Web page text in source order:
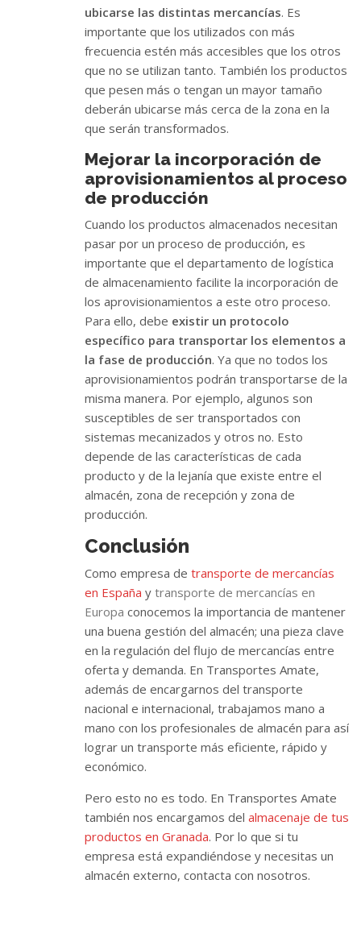
ubicarse las distintas mercancías. Es
importante que los utilizados con más
frecuencia estén más accesibles que los otros
que no se utilizan tanto. También los productos
que pesen más o tengan un mayor tamaño
deberán ubicarse más cerca de la zona en la
que serán transformados.
Mejorar la incorporación de
aprovisionamientos al proceso
de producción
Cuando los productos almacenados necesitan
pasar por un proceso de producción, es
importante que el departamento de logística
de almacenamiento facilite la incorporación de
los aprovisionamientos a este otro proceso.
Para ello, debe existir un protocolo
específico para transportar los elementos a
la fase de producción. Ya que no todos los
aprovisionamientos podrán transportarse de la
misma manera. Por ejemplo, algunos son
susceptibles de ser transportados con
sistemas mecanizados y otros no. Esto
depende de las características de cada
producto y de la lejanía que existe entre el
almacén, zona de recepción y zona de
producción.
Conclusión
Como empresa de transporte de mercancías
en España y transporte de mercancías en
Europa conocemos la importancia de mantener
una buena gestión del almacén; una pieza clave
en la regulación del flujo de mercancías entre
oferta y demanda. En Transportes Amate,
además de encargarnos del transporte
nacional e internacional, trabajamos mano a
mano con los profesionales de almacén para así
lograr un transporte más eficiente, rápido y
económico.
Pero esto no es todo. En Transportes Amate
también nos encargamos del almacenaje de tus
productos en Granada. Por lo que si tu
empresa está expandiéndose y necesitas un
almacén externo, contacta con nosotros.